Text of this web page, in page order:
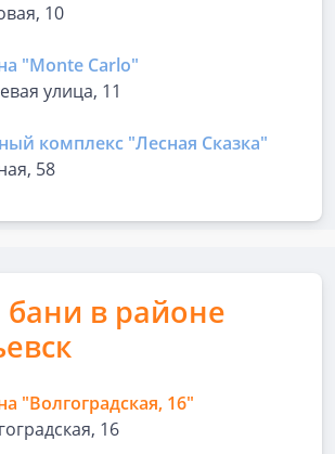
10
"Monte Carlo"
улица, 11
комплекс "Лесная Сказка"
58
в районе
"Волгоградская, 16"
16